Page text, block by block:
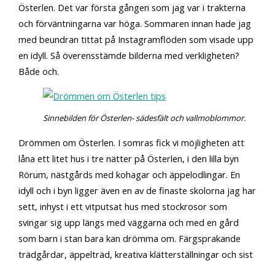
Österlen. Det var första gången som jag var i trakterna
och förväntningarna var höga. Sommaren innan hade jag
med beundran tittat på Instagramflöden som visade upp
en idyll. Så överensstämde bilderna med verkligheten?
Både och.
Sinnebilden för Österlen- sädesfält och vallmoblommor.
Drömmen om Österlen. I somras fick vi möjligheten att
låna ett litet hus i tre nätter på Österlen, i den lilla byn
Rörum, nästgårds med kohagar och äppelodlingar. En
idyll och i byn ligger även en av de finaste skolorna jag har
sett, inhyst i ett vitputsat hus med stockrosor som
svingar sig upp längs med väggarna och med en gård
som barn i stan bara kan drömma om. Färgsprakande
trädgårdar, äppelträd, kreativa klätterställningar och sist